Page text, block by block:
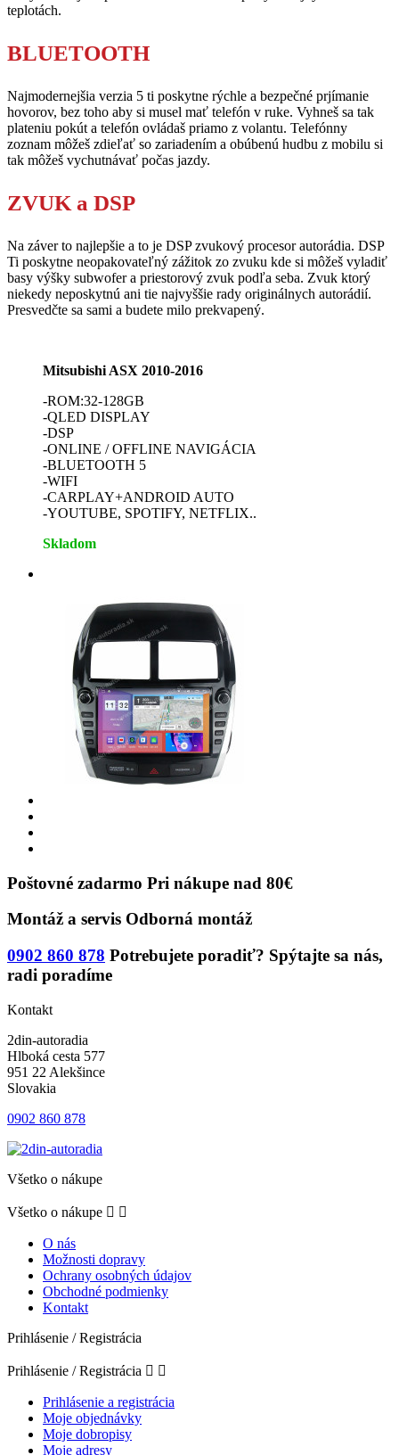
teplotách.
BLUETOOTH
Najmodernejšia verzia 5 ti poskytne rýchle a bezpečné prjímanie
hovorov, bez toho aby si musel mať telefón v ruke. Vyhneš sa tak
plateniu pokút a telefón ovládaš priamo z volantu. Telefónny
zoznam môžeš zdieľať so zariadením a obúbenú hudbu z mobilu si
tak môžeš vychutnávať počas jazdy.
ZVUK a DSP
Na záver to najlepšie a to je DSP zvukový procesor autorádia. DSP
Ti poskytne neopakovateľný zážitok zo zvuku kde si môžeš vyladiť
basy výšky subwofer a priestorový zvuk podľa seba. Zvuk ktorý
niekedy neposkytnú ani tie najvyššie rady originálnych autorádií.
Presvedčte sa sami a budete milo prekvapený.
Mitsubishi ASX 2010-2016
-ROM:32-128GB
-QLED DISPLAY
-DSP
-ONLINE / OFFLINE NAVIGÁCIA
-BLUETOOTH 5
-WIFI
-CARPLAY+ANDROID AUTO
-YOUTUBE, SPOTIFY, NETFLIX..
Skladom
Poštovné zadarmo Pri nákupe nad 80€
Montáž a servis Odborná montáž
0902 860 878 Potrebujete poradiť? Spýtajte sa nás,
radi poradíme
Kontakt
2din-autoradia
Hlboká cesta 577
951 22 Alekšince
Slovakia
0902 860 878
Všetko o nákupe
Všetko o nákupe  
O nás
Možnosti dopravy
Ochrany osobných údajov
Obchodné podmienky
Kontakt
Prihlásenie / Registrácia
Prihlásenie / Registrácia  
Prihlásenie a registrácia
Moje objednávky
Moje dobropisy
Moje adresy